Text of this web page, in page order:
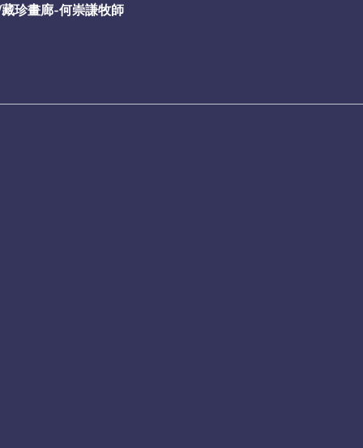
珍畫廊-何崇謙牧師